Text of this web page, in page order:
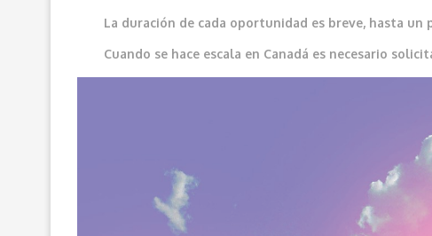
La duración de cada oportunidad es breve, hasta
Cuando se hace escala en Canadá es necesario